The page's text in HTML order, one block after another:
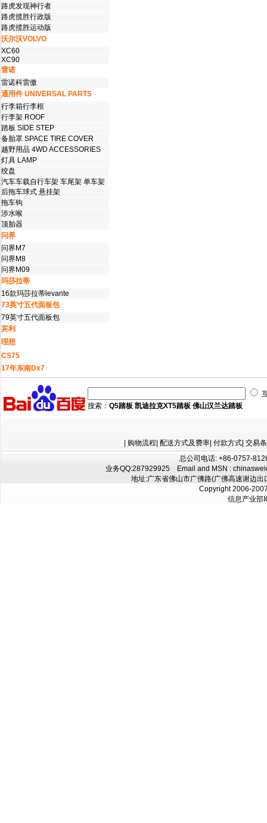
路虎发现神行者
路虎揽胜行政版
路虎揽胜运动版
沃尔沃VOLVO
XC60
XC90
雷诺
雷诺科雷傲
通用件 UNIVERSAL PARTS
行李箱行李框
行李架 ROOF
踏板 SIDE STEP
备胎罩 SPACE TIRE COVER
越野用品 4WD ACCESSORIES
灯具 LAMP
绞盘
汽车车载自行车架 车尾架 单车架
后拖车球式 悬挂架
拖车钩
涉水喉
顶胎器
问界
问界M7
问界M8
问界M09
玛莎拉蒂
16款玛莎拉蒂levante
73英寸五代面板包
79英寸五代面板包
宾利
理想
CS75
17年东南Dx7
搜索： Q5踏板 凯迪拉克XT5踏板 佛山汉兰达踏板
购物流程 配送方式及费率| 付款方式| 交易
总公司电话: +86-0757-
业务QQ:287929925 Email and MSN :
地址:广东省佛山市广佛路(广佛高速谢边
Copyright 2006-
信息产业部